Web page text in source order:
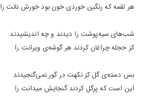
هر لقمه که رنگین خوردی خون بود خورش نانت را
شب‌های سیه‌پوشت را دیدند و چه اندیشیدند
کز حجله چراغان کردند هر گوشه‌ی ویرانت را
بس دسته‌ی گل کز نکهت در گور نمی‌گنجیدند
این است که پرگل کردند گنجایشِ میدانت را